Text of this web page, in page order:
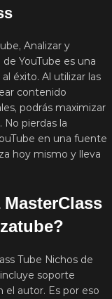
Analizar y
YouTube es una
éxito. Al utilizar las
contenido
podrás maximizar
pierdas la
en una fuente
hoy mismo y lleva
Tube Nichos de
soporte
autor. Es por eso